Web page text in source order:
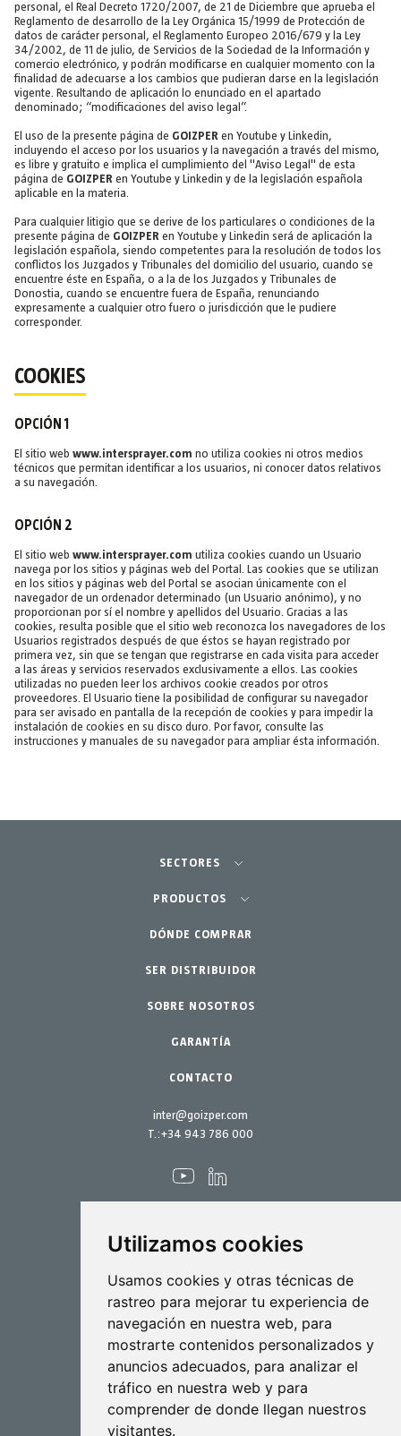
Utilizamos cookies
Usamos cookies y otras técnicas de
rastreo para mejorar tu experiencia de
navegación en nuestra web, para
mostrarte contenidos personalizados y
anuncios adecuados, para analizar el
tráfico en nuestra web y para
comprender de donde llegan nuestros
visitantes.
personal, el Real Decreto 1720/2007, de 21 de Diciembre que aprueba el
Reglamento de desarrollo de la Ley Orgánica 15/1999 de Protección de
datos de carácter personal, el Reglamento Europeo 2016/679 y la Ley
34/2002, de 11 de julio, de Servicios de la Sociedad de la Información y
comercio electrónico, y podrán modificarse en cualquier momento con la
finalidad de adecuarse a los cambios que pudieran darse en la legislación
vigente. Resultando de aplicación lo enunciado en el apartado
denominado; “modificaciones del aviso legal”.
El uso de la presente página de GOIZPER en Youtube y Linkedin,
incluyendo el acceso por los usuarios y la navegación a través del mismo,
es libre y gratuito e implica el cumplimiento del "Aviso Legal" de esta
página de GOIZPER en Youtube y Linkedin y de la legislación española
aplicable en la materia.
Para cualquier litigio que se derive de los particulares o condiciones de la
presente página de GOIZPER en Youtube y Linkedin será de aplicación la
legislación española, siendo competentes para la resolución de todos los
conflictos los Juzgados y Tribunales del domicilio del usuario, cuando se
encuentre éste en España, o a la de los Juzgados y Tribunales de
Donostia, cuando se encuentre fuera de España, renunciando
expresamente a cualquier otro fuero o jurisdicción que le pudiere
corresponder.
COOKIES
OPCIÓN 1
El sitio web www.intersprayer.com no utiliza cookies ni otros medios
técnicos que permitan identificar a los usuarios, ni conocer datos relativos
a su navegación.
OPCIÓN 2
El sitio web www.intersprayer.com utiliza cookies cuando un Usuario
navega por los sitios y páginas web del Portal. Las cookies que se utilizan
en los sitios y páginas web del Portal se asocian únicamente con el
navegador de un ordenador determinado (un Usuario anónimo), y no
proporcionan por sí el nombre y apellidos del Usuario. Gracias a las
cookies, resulta posible que el sitio web reconozca los navegadores de los
Usuarios registrados después de que éstos se hayan registrado por
primera vez, sin que se tengan que registrarse en cada visita para acceder
a las áreas y servicios reservados exclusivamente a ellos. Las cookies
utilizadas no pueden leer los archivos cookie creados por otros
proveedores. El Usuario tiene la posibilidad de configurar su navegador
para ser avisado en pantalla de la recepción de cookies y para impedir la
instalación de cookies en su disco duro. Por favor, consulte las
instrucciones y manuales de su navegador para ampliar ésta información.
inter@goizper.com
T.:+34 943 786 000
Pulverización
Biotecnología
Industrial
SECTORES
Agricultura-Huerta
Jardinería profesional
Jardín-Hogar
PRODUCTOS
Equipos
Accesorios
Repuestos
Kits mantenimiento
DÓNDE COMPRAR
SER DISTRIBUIDOR
SOBRE NOSOTROS
GARANTÍA
CONTACTO
Antigua, 4
20577 Antzuola (Gipuzkoa)